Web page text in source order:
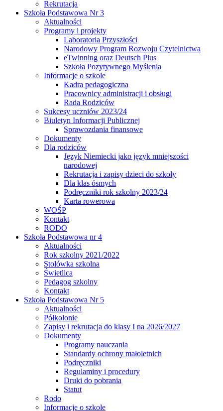
Rekrutacja
Szkoła Podstawowa Nr 3
Aktualności
Programy i projekty
Laboratoria Przyszłości
Narodowy Program Rozwoju Czytelnictwa
eTwinning oraz Deutsch Plus
Szkoła Pozytywnego Myślenia
Informacje o szkole
Kadra pedagogiczna
Pracownicy administracji i obsługi
Rada Rodziców
Sukcesy uczniów 2023/24
Biuletyn Informacji Publicznej
Sprawozdania finansowe
Dokumenty
Dla rodziców
Język Niemiecki jako język mniejszości
narodowej
Rekrutacja i zapisy dzieci do szkoły
Dla klas ósmych
Podręczniki rok szkolny 2023/24
Karta rowerowa
WOŚP
Kontakt
RODO
Szkoła Podstawowa nr 4
Aktualności
Rok szkolny 2021/2022
Stołówka szkolna
Świetlica
Pedagog szkolny
Kontakt
Szkoła Podstawowa Nr 5
Aktualności
Półkolonie
Zapisy i rekrutacja do klasy I na 2026/2027
Dokumenty
Programy nauczania
Standardy ochrony małoletnich
Podręczniki
Regulaminy i procedury
Druki do pobrania
Statut
Rodo
Informacje o szkole